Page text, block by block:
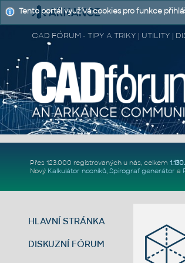
CAD FÓRUM - TIPY A TRIKY | UTILITY |
Přes 123.000 registrovaných u nás, celkem
Nový Kalkulátor nosníků, Spirograf generátor a
HLAVNÍ STRÁNKA
DISKUZNÍ FÓRUM
Tento portál využívá cookies pro funkce